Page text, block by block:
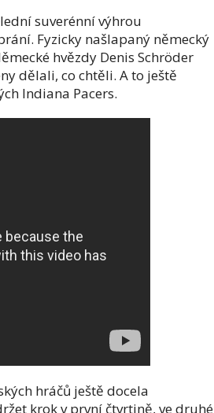
suverénní výhrou
Fyzicky našlapaný německý
hvězdy Denis Schröder
dělali, co chtěli. A to ještě
Indiana Pacers.
hráčů ještě docela
krok v první čtvrtině, ve druhé